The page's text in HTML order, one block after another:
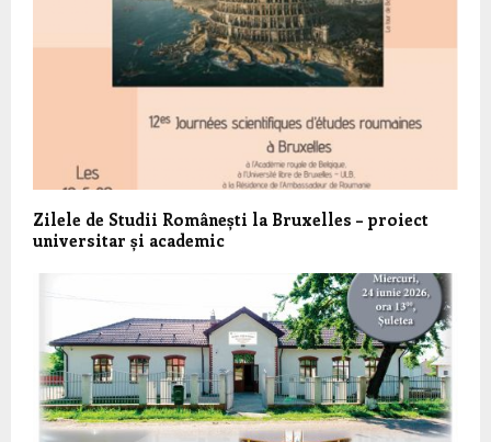
Zilele de Studii Românești la Bruxelles – proiect
universitar și academic